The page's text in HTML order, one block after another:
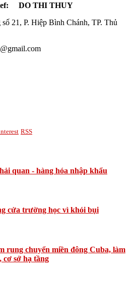
DO THI THUY
21, P. Hiệp Bình Chánh, TP. Thủ
RSS
quan - hàng hóa nhập khẩu
cửa trường học vì khói bụi
rung chuyển miền đông Cuba, làm
cơ sở hạ tầng